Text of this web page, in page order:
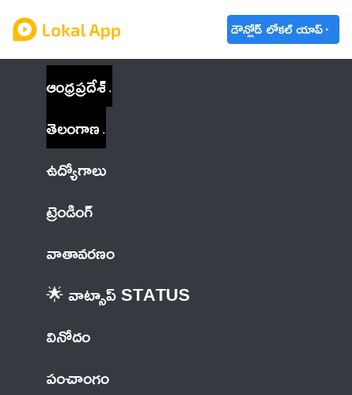
డౌన్లోడ్ లోకల్ యాప్
ఆంధ్రప్రదేశ్
తెలంగాణ
ఉద్యోగాలు
ట్రెండింగ్
వాతావరణం
🌟 వాట్సాప్ STATUS
వినోదం
పంచాంగం